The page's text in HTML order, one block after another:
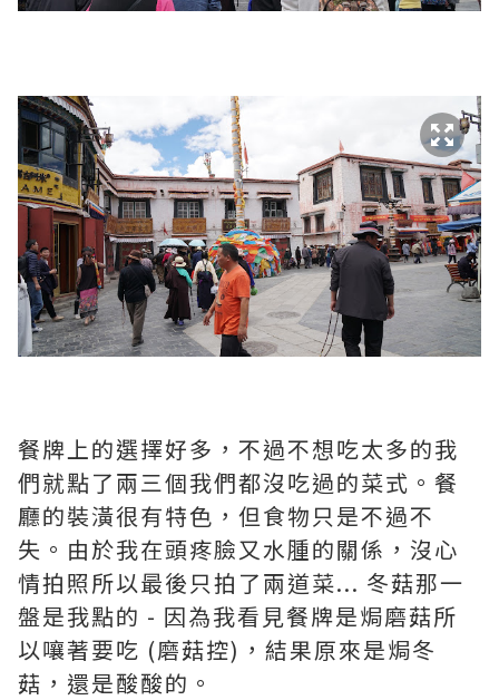
餐牌上的選擇好多，不過不想吃太多的我
們就點了兩三個我們都沒吃過的菜式。餐
廳的裝潢很有特色，但食物只是不過不
失。由於我在頭疼臉又水腫的關係，沒心
情拍照所以最後只拍了兩道菜... 冬菇那一
盤是我點的 - 因為我看見餐牌是焗磨菇所
以嚷著要吃 (磨菇控) ，結果原來是焗冬
菇，還是酸酸的。